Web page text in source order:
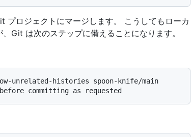
プロジェクトにマージします。 こうしてもローカ
Git は次のステップに備えることになります。
unrelated-histories spoon-knife/main
committing as requested